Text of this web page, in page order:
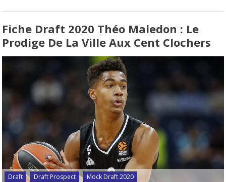
Fiche Draft 2020 Théo Maledon : Le
Prodige De La Ville Aux Cent Clochers
Draft Draft Prospect Mock Draft 2020